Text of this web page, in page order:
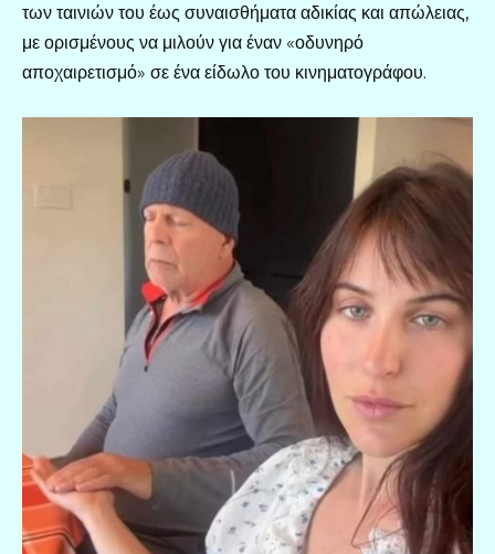
των ταινιών του έως συναισθήματα αδικίας και απώλειας,
με ορισμένους να μιλούν για έναν «οδυνηρό
αποχαιρετισμό» σε ένα είδωλο του κινηματογράφου.